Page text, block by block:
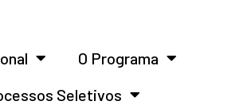
O Programa
Seletivos